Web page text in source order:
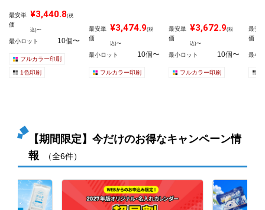
最安単
価
¥3,440.8(税
込)〜
最小ロット 10個〜
フルカラー印刷
1色印刷
最安単
価
¥3,474.9(税
込)〜
最小ロット 10個〜
フルカラー印刷
最安単
価
¥3,672.9(税
込)〜
最小ロット 10個〜
フルカラー印刷
最安
価
最小
【期間限定】今だけのお得なキャンペーン情
報
（全6件）